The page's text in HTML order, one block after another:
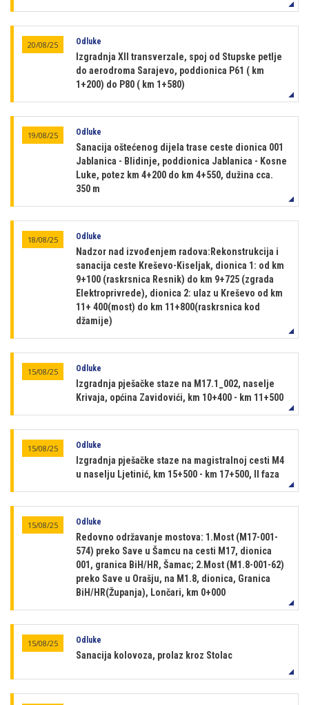
20/08/25 Odluke
Izgradnja XII transverzale, spoj od Stupske petlje
do aerodroma Sarajevo, poddionica P61 ( km
1+200) do P80 ( km 1+580)
19/08/25 Odluke
Sanacija oštećenog dijela trase ceste dionica 001
Jablanica - Blidinje, poddionica Jablanica - Kosne
Luke, potez km 4+200 do km 4+550, dužina cca.
350 m
18/08/25 Odluke
Nadzor nad izvođenjem radova:Rekonstrukcija i
sanacija ceste Kreševo-Kiseljak, dionica 1: od km
9+100 (raskrsnica Resnik) do km 9+725 (zgrada
Elektroprivrede), dionica 2: ulaz u Kreševo od km
11+ 400(most) do km 11+800(raskrsnica kod
džamije)
15/08/25 Odluke
Izgradnja pješačke staze na M17.1_002, naselje
Krivaja, općina Zavidovići, km 10+400 - km 11+500
15/08/25 Odluke
Izgradnja pješačke staze na magistralnoj cesti M4
u naselju Ljetinić, km 15+500 - km 17+500, II faza
15/08/25 Odluke
Redovno održavanje mostova: 1.Most (M17-001-
574) preko Save u Šamcu na cesti M17, dionica
001, granica BiH/HR, Šamac; 2.Most (M1.8-001-62)
preko Save u Orašju, na M1.8, dionica, Granica
BiH/HR(Županja), Lončari, km 0+000
15/08/25 Odluke
Sanacija kolovoza, prolaz kroz Stolac